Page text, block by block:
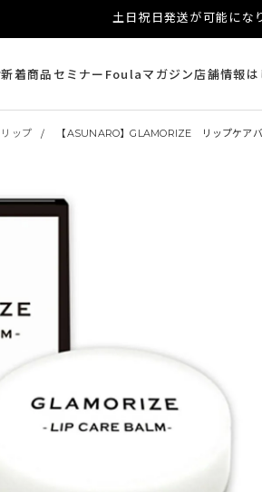
土日祝日発送が可能に
新着商品セミナー Foulaマガジン店舗情報
リップ 【ASUNARO】GLAMORIZE リップケア